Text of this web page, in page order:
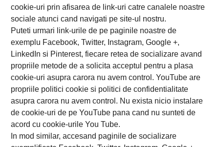
cookie-uri prin afisarea de link-uri catre canalele noastre
sociale atunci cand navigati pe site-ul nostru.
Puteti urmari link-urile de pe paginile noastre de
exemplu Facebook, Twitter, Instagram, Google +,
LinkedIn si Pinterest, fiecare retea de socializare avand
propriile metode de a solicita acceptul pentru a plasa
cookie-uri asupra carora nu avem control. YouTube are
propriile politici cookie si politici de confidentialitate
asupra carora nu avem control. Nu exista nicio instalare
de cookie-uri de pe YouTube pana cand nu sunteti de
acord cu cookie-urile You Tube.
In mod similar, accesand paginile de socializare